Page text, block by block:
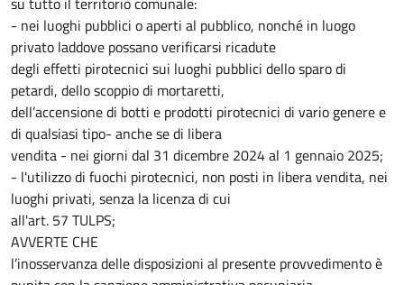
- nei luoghi pubblici o aperti al pubblico, nonché in luogo
privato laddove possano verificarsi ricadute
degli effetti pirotecnici sui luoghi pubblici dello sparo di
petardi, dello scoppio di mortaretti,
dell’accensione di botti e prodotti pirotecnici di vario genere e
di qualsiasi tipo- anche se di libera
vendita - nei giorni dal 31 dicembre 2024 al 1 gennaio 2025;
- l'utilizzo di fuochi pirotecnici, non posti in libera vendita, nei
luoghi privati, senza la licenza di cui
all'art. 57 TULPS;
AVVERTE CHE
l’inosservanza delle disposizioni al presente provvedimento è